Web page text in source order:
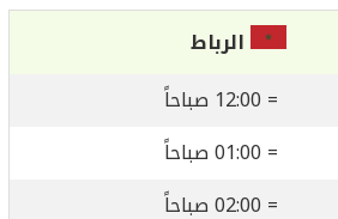
الرباط
= 12:00 صباحاً
= 01:00 صباحاً
= 02:00 صباحاً